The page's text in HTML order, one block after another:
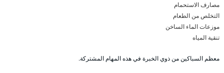
مصارف الاستحمام
التخلص من الطعام
موزعات الماء الساخن
تنقية المياه
معظم السباكين من ذوي الخبرة في هذه المهام المشتركة.